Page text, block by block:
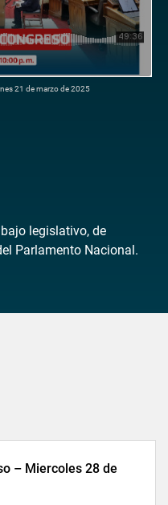
21 de marzo de 2025
legislativo, de
Parlamento Nacional.
– Miercoles 28 de